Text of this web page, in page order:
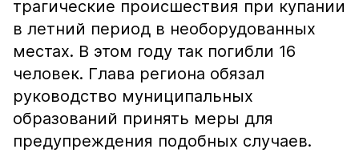
трагические происшествия при купании
в летний период в необорудованных
местах. В этом году так погибли 16
человек. Глава региона обязал
руководство муниципальных
образований принять меры для
предупреждения подобных случаев.